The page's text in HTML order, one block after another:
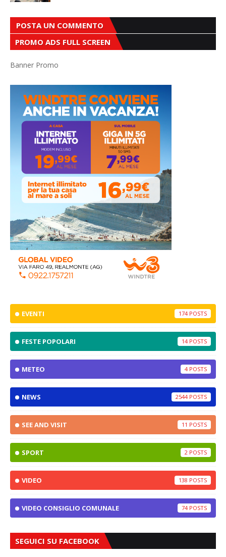
POSTA UN COMMENTO
PROMO ADS FULL SCREEN
Banner Promo
EVENTI 174
FESTE POPOLARI 14
METEO 4
NEWS 2544
SEE AND VISIT 11
SPORT 2
VIDEO 138
VIDEO CONSIGLIO COMUNALE 74
SEGUICI SU FACEBOOK